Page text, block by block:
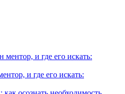
и где его искать: